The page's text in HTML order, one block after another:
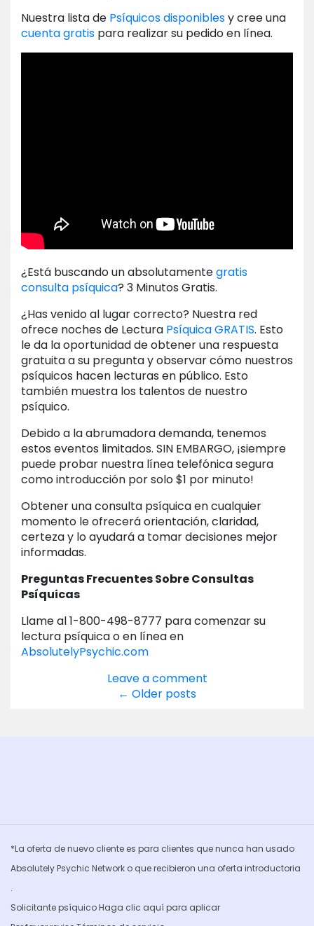
Nuestra lista de Psíquicos disponiblesy cree una
cuenta gratis para realizar su pedido en línea.
¿Está buscando un absolutamentegratis
consulta psíquica? 3 Minutos Gratis.
¿Has venido al lugar correcto? Nuestra red
ofrece noches de Lectura Psíquica GRATIS. Esto
le da la oportunidad de obtener una respuesta
gratuita a su pregunta y observar cómo nuestros
psíquicos hacen lecturas en público. Esto
también muestra los talentos de nuestro
psíquico.
Debido a la abrumadora demanda, tenemos
estos eventos limitados. SIN EMBARGO, ¡siempre
puede probar nuestra línea telefónica segura
como introducción por solo $1 por minuto!
Obtener una consulta psíquica en cualquier
momento le ofrecerá orientación, claridad,
certeza y lo ayudará a tomar decisiones mejor
informadas.
Preguntas Frecuentes Sobre Consultas
Psíquicas
Llame al 1-800-498-8777 para comenzar su
lectura psíquica o en línea en
AbsolutelyPsychic.com
Leave a comment
← Older posts
*La oferta de nuevo cliente es para clientes que nunca han usado
Absolutely Psychic Network o que recibieron una oferta introductoria
.
Solicitante psíquico Haga clic aquí para aplicar